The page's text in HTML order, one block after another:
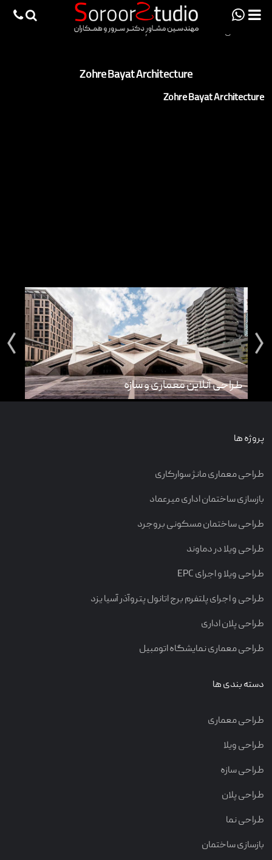
viewportchecker
×
تماس با ما
صفحه اصلی Zohre Bayat Architecture
Zohre Bayat Architecture
Zohre Bayat Architecture
طراحی آنلاین معماری و سازه
پروژه ها
طراحی معماری مانژ سوارکاری
بازسازی ساختمان اداری میرعماد
طراحی ساختمان مسکونی بروجرد
طراحی ویلا در دماوند
طراحی ویلا و اجرای EPC
طراحی و اجرای پلتفرم برج اتانول پتروآذر آسیا یزد
طراحی پلان اداری
طراحی معماری نمایشگاه اتومبیل
دسته بندی ها
طراحی معماری
طراحی ویلا
طراحی سازه
طراحی پلان
طراحی نما
بازسازی ساختمان